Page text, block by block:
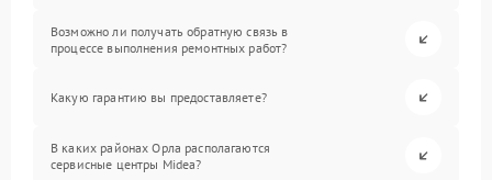
Возможно ли получать обратную связь в
процессе выполнения ремонтных работ?
Какую гарантию вы предоставляете?
В каких районах Орла располагаются
сервисные центры Midea?